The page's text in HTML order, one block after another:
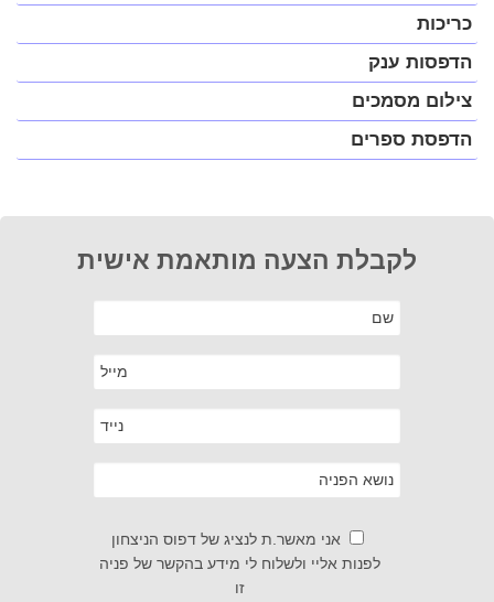
כריכות
הדפסות ענק
צילום מסמכים
הדפסת ספרים
לקבלת הצעה מותאמת אישית
אני מאשר.ת לנציג של דפוס הניצחון
לפנות אליי ולשלוח לי מידע בהקשר של פניה
זו